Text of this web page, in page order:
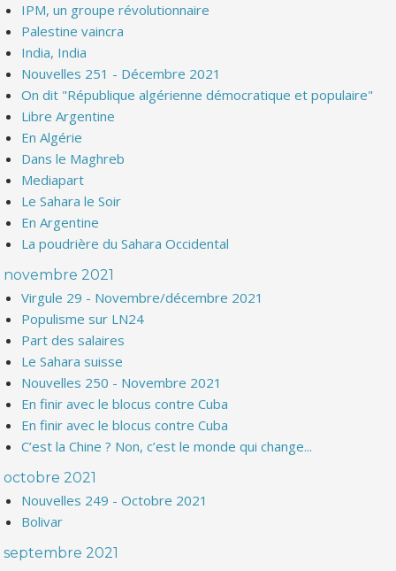
IPM, un groupe révolutionnaire
Palestine vaincra
India, India
Nouvelles 251 - Décembre 2021
On dit "République algérienne démocratique et populaire"
Libre Argentine
En Algérie
Dans le Maghreb
Mediapart
Le Sahara le Soir
En Argentine
La poudrière du Sahara Occidental
novembre 2021
Virgule 29 - Novembre/décembre 2021
Populisme sur LN24
Part des salaires
Le Sahara suisse
Nouvelles 250 - Novembre 2021
En finir avec le blocus contre Cuba
En finir avec le blocus contre Cuba
C’est la Chine ? Non, c’est le monde qui change...
octobre 2021
Nouvelles 249 - Octobre 2021
Bolivar
septembre 2021